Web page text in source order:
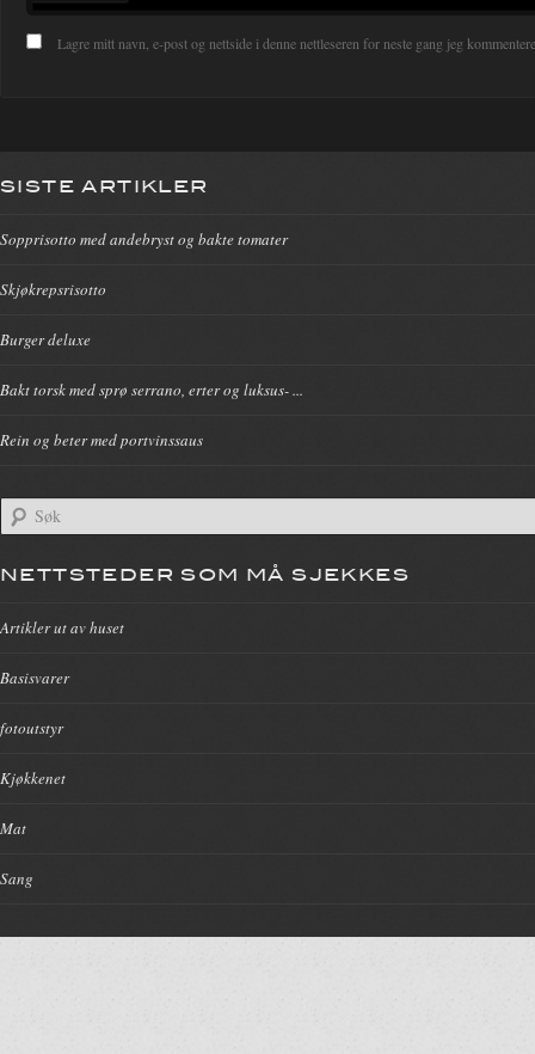
Lagre mitt navn, e-post og nettside i denne nettleseren for neste gang jeg
SISTE ARTIKLER
Sopprisotto med andebryst og bakte tomater
Skjøkrepsrisotto
Burger deluxe
Bakt torsk med sprø serrano, erter og luksus- ...
Rein og beter med portvinssaus
NETTSTEDER SOM MÅ SJEKKES
Artikler ut av huset
Basisvarer
fotoutstyr
Kjøkkenet
Mat
Sang